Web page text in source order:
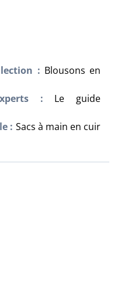
: Blousons en
:
Le guide
: Sacs à main en cuir